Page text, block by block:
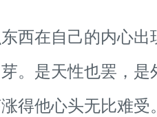
在自己的内心出
。是天性也罢，是
得他心头无比难